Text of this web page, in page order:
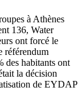
à Athènes
136, Water
ont forcé le
référendum
des habitants ont
la décision
de EYDAP